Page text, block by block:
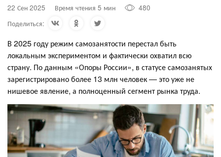
22 Сен 2025 Время чтения 5 мин
480
Поделиться:
В 2025 году режим самозанятости перестал быть
локальным экспериментом и фактически охватил всю
страну. По данным «Опоры России», в статусе самозанятых
зарегистрировано более 13 млн человек — это уже не
нишевое явление, а полноценный сегмент рынка труда.